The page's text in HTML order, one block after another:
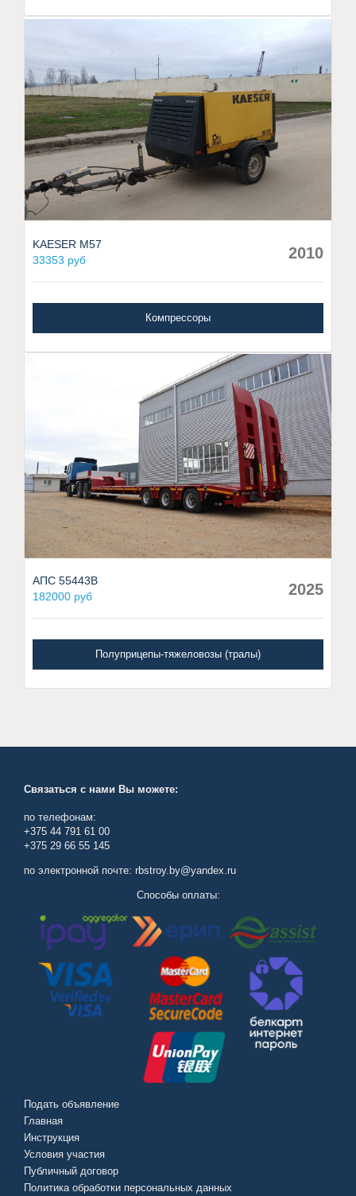
KAESER M57
33353 руб
2010
Компрессоры
АПС 55443В
182000 руб
2025
Полуприцепы-тяжеловозы (тралы)
Связаться с нами Вы можете:
по телефонам:
+375 44 791 61 00
+375 29 66 55 145
по электронной почте: rbstroy.by@yandex.ru
Способы оплаты:
Подать объявление
Главная
Инструкция
Условия участия
Публичный договор
Политика обработки персональных данных